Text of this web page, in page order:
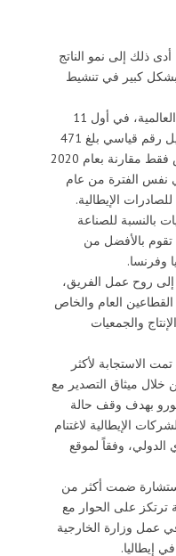
ذلك إلى نمو الناتج
بشكل كبير في تنشيط
وذكر أنه بالنسبة للنمو في التجارة العالمية، في أول 11
شهرًا من عام 2021 حيث تم تسجيل رقم قياسي بلغ 471
مليارًا في الصادرات في زيادة ليس فقط مقارنة بعام 2020
بـ 443 مليارًا في نفس الفترة من عام
بالنسبة للصناعة
تقوم بالأفضل من
وفرنسا.
إلى روح عمل الفريق،
العام والخاص
والجمعيات
الاستجابة لأكثر
خلال ميثاق التصدير مع
بقيمة 5.7 مليار يورو بهدف وقف حالة
الإيطالية لاغتنام
الدولي، وفقاً لموقع
ضمت أكثر من
ترتكز على الحوار مع
عمل وزارة الخارجية
إيطاليا.